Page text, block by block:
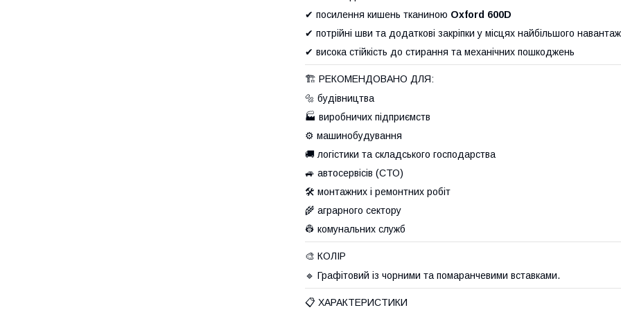
✔ посилення кишень тканиною Oxford 600D
✔ потрійні шви та додаткові закріпки у місцях найбільшого
✔ висока стійкість до стирання та механічних пошкоджень
🏗️ РЕКОМЕНДОВАНО ДЛЯ:
🔩 будівництва
🏭 виробничих підприємств
⚙ машинобудування
🚚 логістики та складського господарства
🚙 автосервісів (СТО)
🛠️ монтажних і ремонтних робіт
🌾 аграрного сектору
👷 комунальних служб
🎨 КОЛІР
🔹 Графітовий із чорними та помаранчевими вставками.
📋 ХАРАКТЕРИСТИКИ